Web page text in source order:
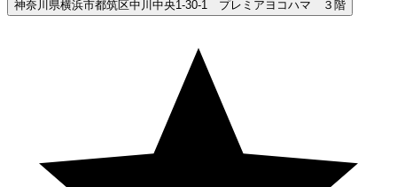
神奈川県横浜市都筑区中川中央1-30-1 プレミアヨコハマ ３階